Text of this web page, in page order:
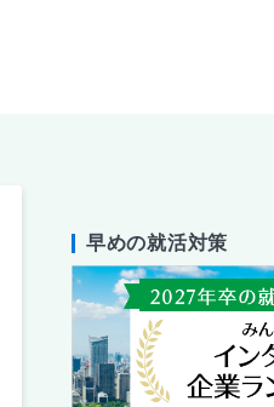
早めの就活対策